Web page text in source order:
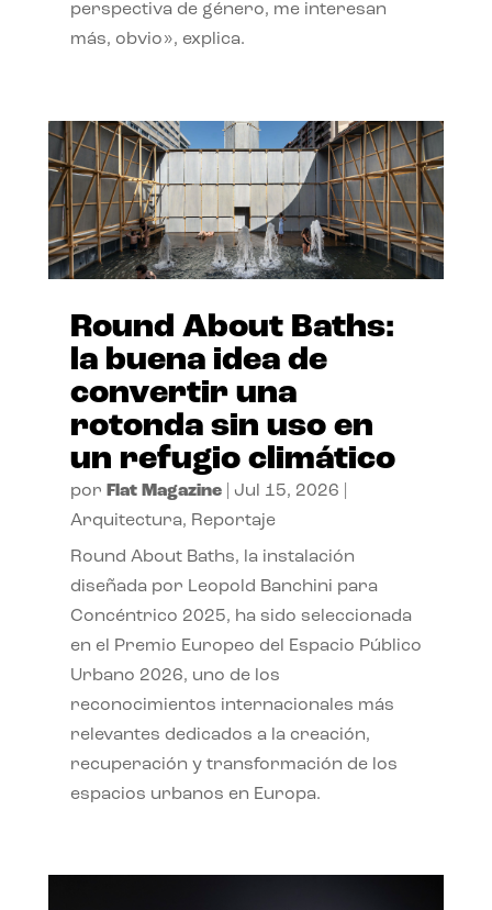
perspectiva de género, me interesan
más, obvio», explica.
Round About Baths:
la buena idea de
convertir una
rotonda sin uso en
un refugio climático
por Flat Magazine| Jul 15, 2026
Arquitectura, Reportaje
Round About Baths, la instalación
diseñada por Leopold Banchini para
Concéntrico 2025, ha sido seleccionada
en el Premio Europeo del Espacio Público
Urbano 2026, uno de los
reconocimientos internacionales más
relevantes dedicados a la creación,
recuperación y transformación de los
espacios urbanos en Europa.